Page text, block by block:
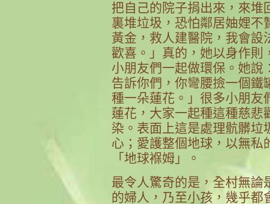
把自己的院子捐出來，來堆
裏堆垃圾，恐怕鄰居妯娌不
黃金，救人建醫院，我會設
歡喜。」真的，她以身作則
小朋友們一起做環保。她說
告訴你們，你彎腰撿一個鐵
種一朵蓮花。」很多小朋友
蓮花，大家一起種這種慈悲
染。表面上這是處理骯髒垃
心；愛護整個地球，以無私
「地球褓姆」。
最令人驚奇的是，全村無論
的婦人，乃至小孩，幾乎都